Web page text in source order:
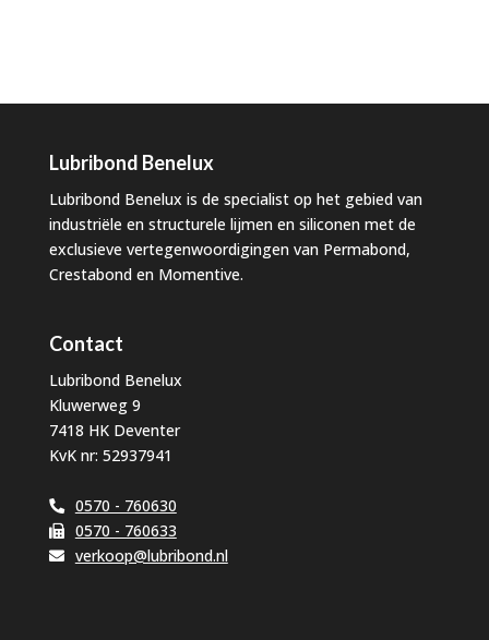
Lubribond Benelux
Lubribond Benelux is de specialist op het gebied van
industriële en structurele lijmen en siliconen met de
exclusieve vertegenwoordigingen van Permabond,
Crestabond en Momentive.
Contact
Lubribond Benelux
Kluwerweg 9
7418 HK Deventer
KvK nr: 52937941
0570 - 760630
0570 - 760633
verkoop@lubribond.nl